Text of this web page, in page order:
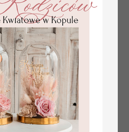
Promocja:
100 PLN/125.00 PLN